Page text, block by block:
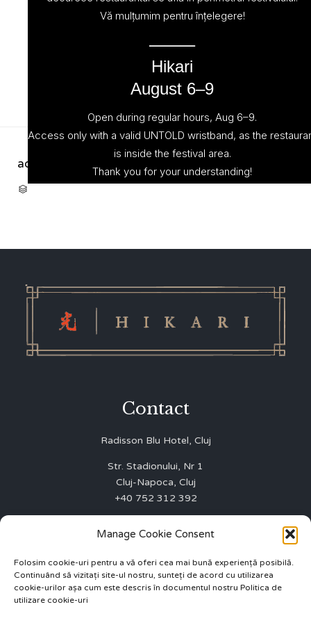
Manage Cookie Consent
Folosim cookie-uri pentru a vă oferi cea mai bună experiență posibilă.
Continuând să vizitați site-ul nostru, sunteți de acord cu utilizarea
cookie-urilor așa cum este descris în documentul nostru Politica de
utilizare cookie-uri
admin

Contact
Radisson Blu Hotel, Cluj
Str. Stadionului, Nr 1
Cluj-Napoca, Cluj
+40 752 312 392
J12/3003/01.10.2015
CUI 35075642
ANPC 0219551
Vă mulțumim pentru înțelegere!
⸻
Hikari
August 6–9
Open during regular hours, Aug 6–9.
Access only with a valid UNTOLD wristband, as the
is inside the festival area.
Thank you for your understanding!